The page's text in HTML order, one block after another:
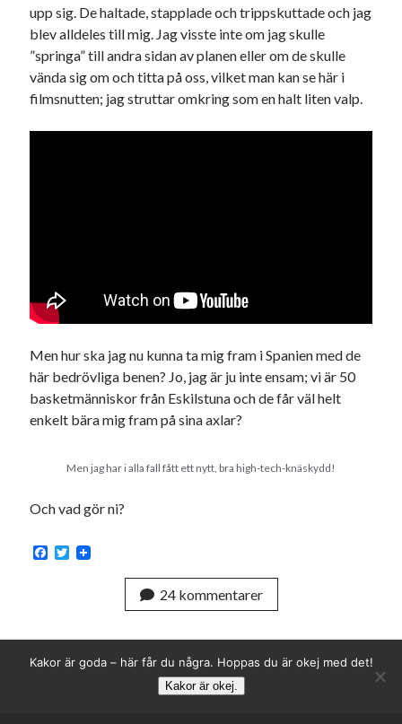
upp sig. De haltade, stapplade och trippskuttade och jag
blev alldeles till mig. Jag visste inte om jag skulle
”springa” till andra sidan av planen eller om de skulle
vända sig om och titta på oss, vilket man kan se här i
filmsnutten; jag struttar omkring som en halt liten valp.
Men hur ska jag nu kunna ta mig fram i Spanien med de
här bedrövliga benen? Jo, jag är ju inte ensam; vi är 50
basketmänniskor från Eskilstuna och de får väl helt
enkelt bära mig fram på sina axlar?
Men jag har i alla fall fått ett nytt, bra high-tech-knäskydd!
Och vad gör ni?
F
o
T
r
24 kommentarer
Kakor är goda – här får du några. Hoppas du är okej med det!
Kakor är okej.